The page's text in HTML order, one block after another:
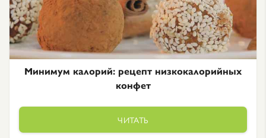
Минимум калорий: рецепт низкокалорийных
конфет
ЧИТАТЬ